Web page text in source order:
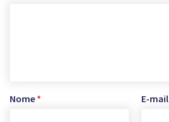
Nome * E-mail